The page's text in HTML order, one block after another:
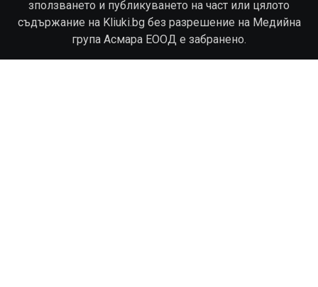
зползването и публикуването на част или цялото
съдържание на Kliuki.bg без разрешение на Медийна
група Асмара ЕООД е забранено.